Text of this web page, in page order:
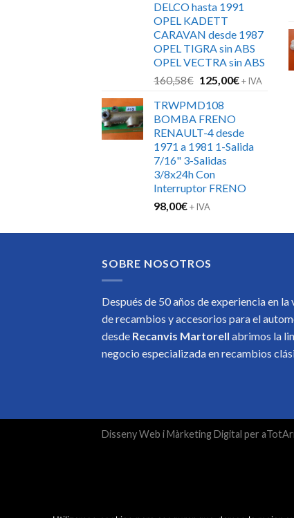
DELCO hasta 1991
OPEL KADETT
CARAVAN desde 1987
OPEL TIGRA sin ABS
OPEL VECTRA sin ABS
160,58€ El
original
era:
160,58€.
125,00€El
125,00€.
+ IVA
TRWPMD108
BOMBA FRENO
RENAULT-4 desde
1971 a 1981 1-Salida
7/16" 3-Salidas
3/8x24h Con
Interruptor FRENO
98,00€+ IVA
SOBRE NOSOTROS
Después de 50 años de experiencia en la
de recambios y accesorios para el
desde Recanvis Martorell abrimos la
negocio especializada en recambios
Disseny Web iMàrketing Digital per